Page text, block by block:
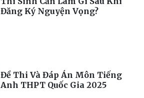
Đăng Ký Nguyện Vọng?
Đề Thi Và Đáp Án Môn Tiếng
Anh THPT Quốc Gia 2025